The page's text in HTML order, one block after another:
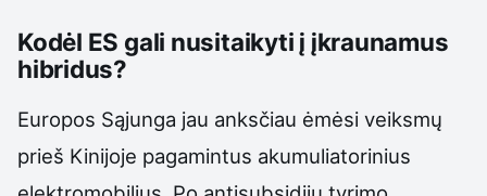
Kodėl ES gali nusitaikyti į įkraunamus
hibridus?
Europos Sąjunga jau anksčiau ėmėsi veiksmų
prieš Kinijoje pagamintus akumuliatorinius